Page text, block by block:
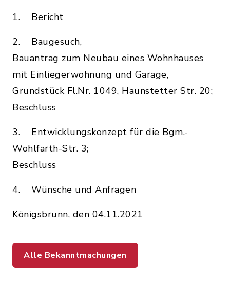
1. Bericht
2. Baugesuch,
Bauantrag zum Neubau eines Wohnhauses
mit Einliegerwohnung und Garage,
Grundstück Fl.Nr. 1049, Haunstetter Str. 20;
Beschluss
3. Entwicklungskonzept für die Bgm.-
Wohlfarth-Str. 3;
Beschluss
4. Wünsche und Anfragen
Königsbrunn, den 04.11.2021
Alle Bekanntmachungen